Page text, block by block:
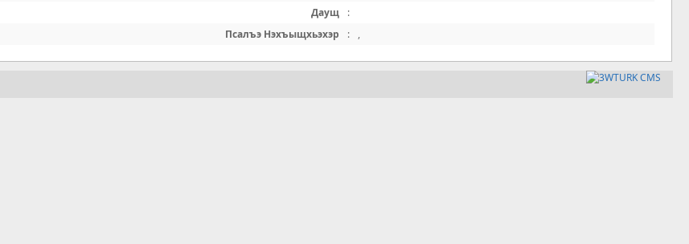
Даущ
:
Псалъэ Нэхъыщхьэхэр
: ,